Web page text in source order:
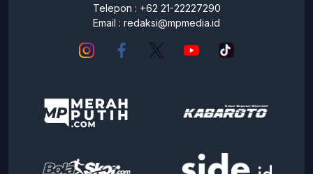
Telepon : +62 21-22227290
Email : redaksi@mpmedia.id